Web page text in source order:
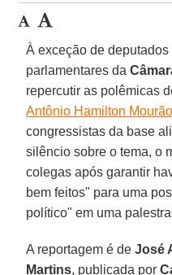
À exceção de
parlamentares da
repercutir as polêmicas
Antônio Hamilton Mourão
congressistas da base
silêncio sobre o tema, o
colegas após garantir
bem feitos" para uma
político" em uma
A reportagem é deJosé
Martins, publicada por